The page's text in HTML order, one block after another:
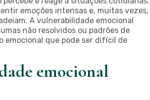
emoções intensas e, muitas vezes,
A vulnerabilidade emocional
não resolvidos ou padrões de
emocional que pode ser difícil de
emocional